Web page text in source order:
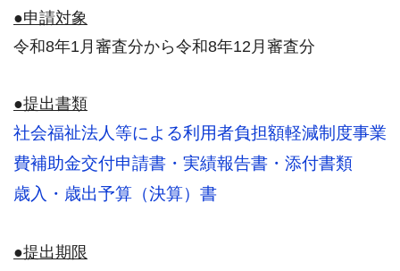
●申請対象
令和8年1月審査分から令和8年12月審査分
●提出書類
社会福祉法人等による利用者負担額軽減制度事業
費補助金交付申請書・実績報告書・添付書類
歳入・歳出予算（決算）書
●提出期限